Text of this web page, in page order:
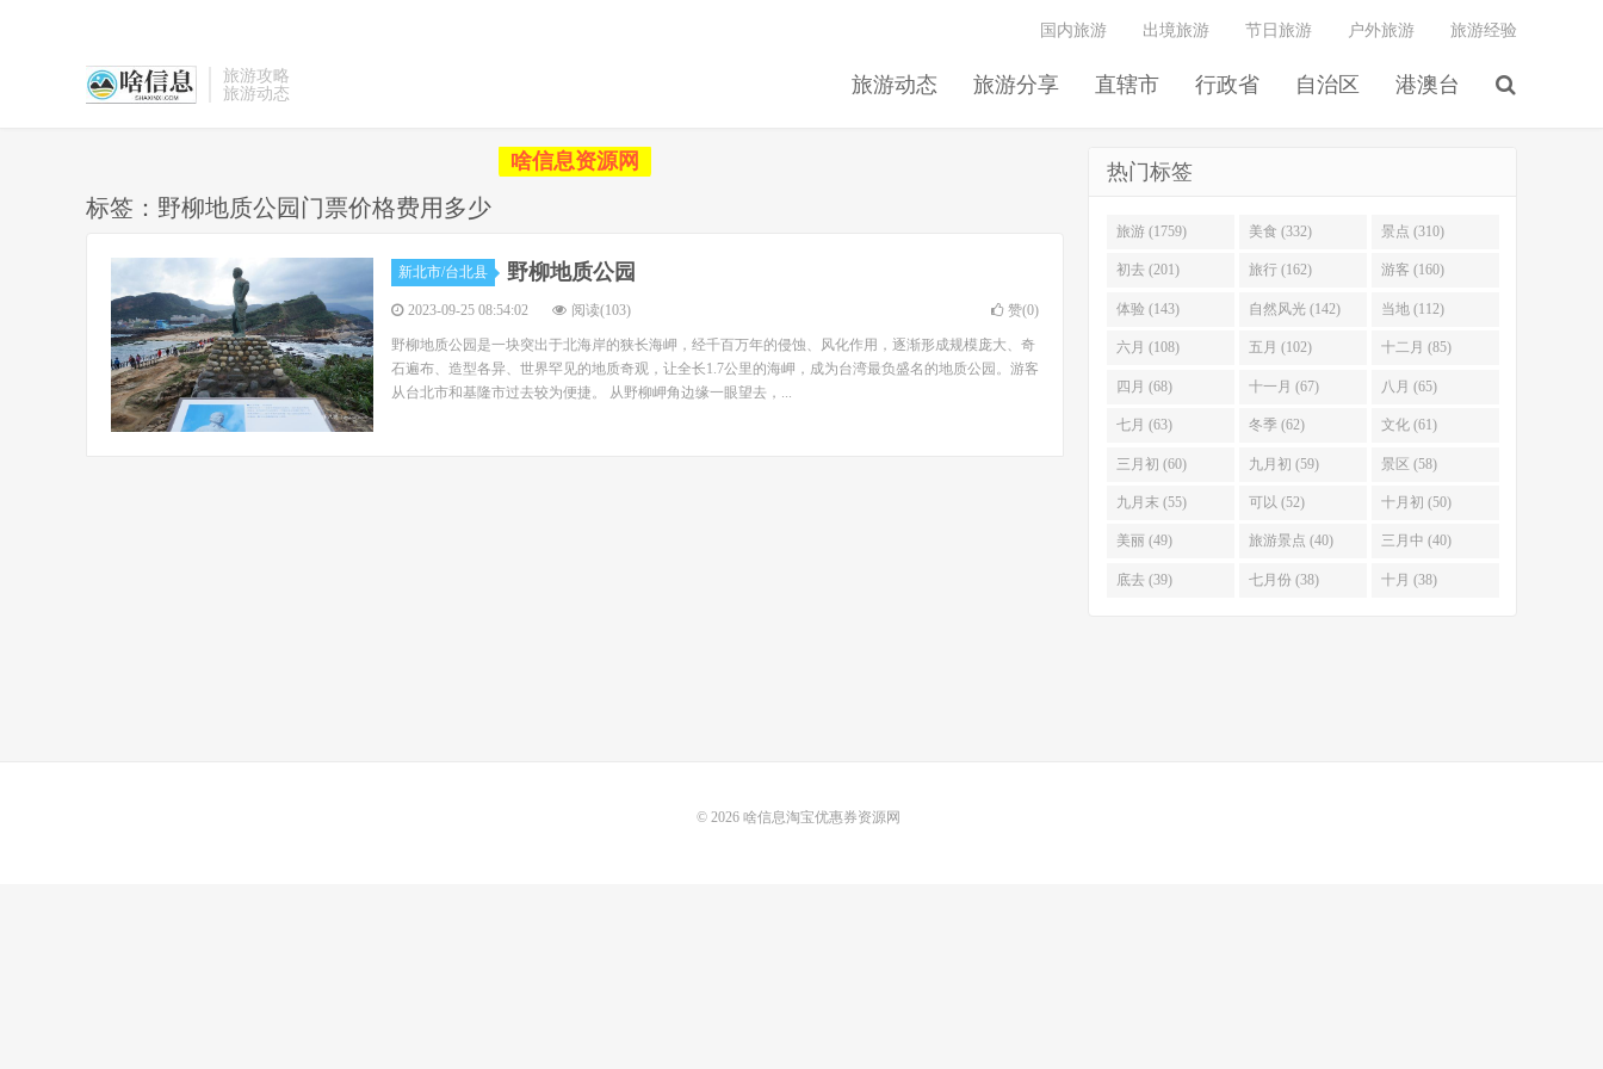
旅游攻略
旅游动态
旅游动态 旅游分享 直辖市 行政省 自治区 港澳台
国内旅游 出境旅游 节日旅游 户外旅游 旅游经验
啥信息资源网
标签：野柳地质公园门票价格费用多少
新北市/台北县 野柳地质公园
2023-09-25 08:54:02 阅读(103) 赞(0)
野柳地质公园是一块突出于北海岸的狭长海岬，经千百万年的侵蚀、风化作用，逐渐形成规模庞大、奇
石遍布、造型各异、世界罕见的地质奇观，让全长1.7公里的海岬，成为台湾最负盛名的地质公园。游客
从台北市和基隆市过去较为便捷。 从野柳岬角边缘一眼望去，...
热门标签
旅游 (1759) 美食 (332) 景点 (310)
初去 (201) 旅行 (162) 游客 (160)
体验 (143) 自然风光 (142) 当地 (112)
六月 (108) 五月 (102) 十二月 (85)
四月 (68) 十一月 (67) 八月 (65)
七月 (63) 冬季 (62) 文化 (61)
三月初 (60) 九月初 (59) 景区 (58)
九月末 (55) 可以 (52) 十月初 (50)
美丽 (49) 旅游景点 (40) 三月中 (40)
底去 (39) 七月份 (38) 十月 (38)
© 2026 啥信息淘宝优惠券资源网